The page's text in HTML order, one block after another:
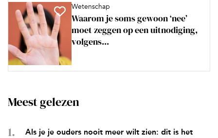
Wetenschap
Waarom je soms gewoon ‘nee’
moet zeggen op een uitnodiging,
volgens...
Meest gelezen
Als je je ouders nooit meer wilt zien: dit is het